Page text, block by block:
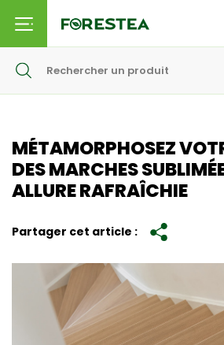
MÉTAMORPHOSEZ
DES MARCHES
ALLURE RAFRAÎCHIE
Partager cet article :